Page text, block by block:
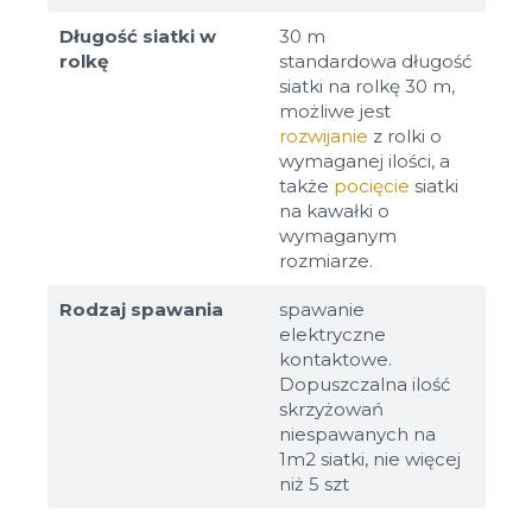
Długość siatki w
rolkę
30 m
standardowa długość
siatki na rolkę 30 m,
możliwe jest
rozwijanie z rolki o
wymaganej ilości, a
także pocięcie siatki
na kawałki o
wymaganym
rozmiarze.
Rodzaj spawania
spawanie
elektryczne
kontaktowe.
Dopuszczalna ilość
skrzyżowań
niespawanych na
1m2 siatki, nie więcej
niż 5 szt